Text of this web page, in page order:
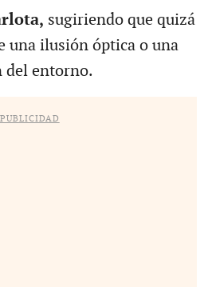
sugiriendo que quizá
una ilusión óptica o una
del entorno.
PUBLICIDAD